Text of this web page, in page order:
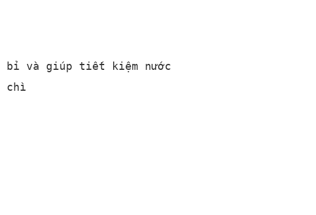
bỉ và giúp tiết kiệm nước
chì